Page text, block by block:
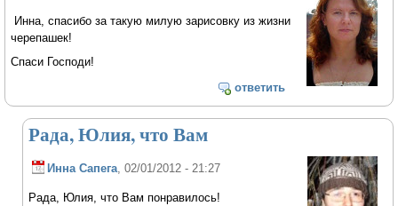
Инна, спасибо за такую милую зарисовку из жизни
черепашек!
Спаси Господи!
ответить
Рада, Юлия, что Вам
Инна Сапега , 02/01/2012 - 21:27
Рада, Юлия, что Вам понравилось!